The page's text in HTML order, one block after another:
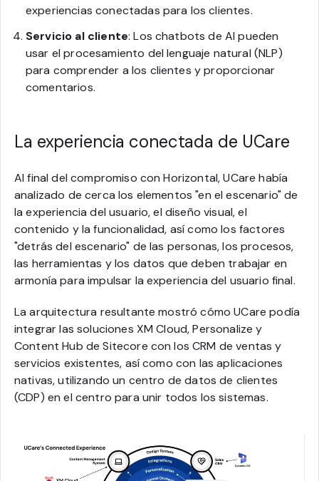
experiencias conectadas para los clientes.
Servicio al cliente: Los chatbots de AI pueden
usar el procesamiento del lenguaje natural (NLP)
para comprender a los clientes y proporcionar
comentarios.
La experiencia conectada de UCare
Al final del compromiso con Horizontal, UCare había
analizado de cerca los elementos "en el escenario" de
la experiencia del usuario, el diseño visual, el
contenido y la funcionalidad, así como los factores
"detrás del escenario" de las personas, los procesos,
las herramientas y los datos que deben trabajar en
armonía para impulsar la experiencia del usuario final.
La arquitectura resultante mostró cómo UCare podía
integrar las soluciones XM Cloud, Personalize y
Content Hub de Sitecore con los CRM de ventas y
servicios existentes, así como con las aplicaciones
nativas, utilizando un centro de datos de clientes
(CDP) en el centro para unir todos los sistemas.